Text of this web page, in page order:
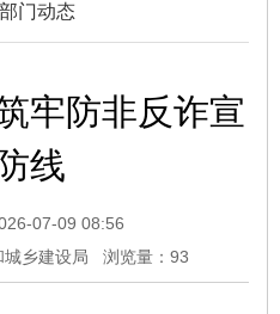
部门动态
牢防非反诈宣
线
07-09 08:56
乡建设局
浏览量： 93